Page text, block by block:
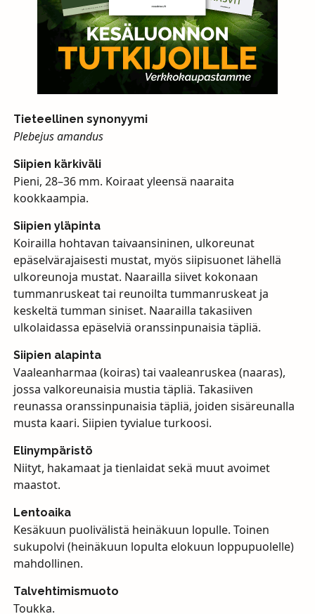
Tieteellinen synonyymi
Plebejus amandus
Siipien kärkiväli
Pieni, 28–36 mm. Koiraat yleensä naaraita
kookkaampia.
Siipien yläpinta
Koirailla hohtavan taivaansininen, ulkoreunat
epäselvärajaisesti mustat, myös siipisuonet lähellä
ulkoreunoja mustat. Naarailla siivet kokonaan
tummanruskeat tai reunoilta tummanruskeat ja
keskeltä tumman siniset. Naarailla takasiiven
ulkolaidassa epäselviä oranssinpunaisia täpliä.
Siipien alapinta
Vaaleanharmaa (koiras) tai vaaleanruskea (naaras),
jossa valkoreunaisia mustia täpliä. Takasiiven
reunassa oranssinpunaisia täpliä, joiden sisäreunalla
musta kaari. Siipien tyvialue turkoosi.
Elinympäristö
Niityt, hakamaat ja tienlaidat sekä muut avoimet
maastot.
Lentoaika
Kesäkuun puolivälistä heinäkuun lopulle. Toinen
sukupolvi (heinäkuun lopulta elokuun loppupuolelle)
mahdollinen.
Talvehtimismuoto
Toukka.